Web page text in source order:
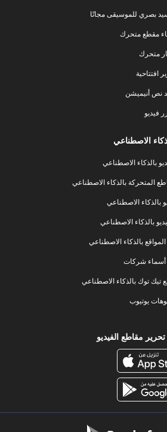
بصري للموسيقى مجانًا
مقطع متحرك
متحرك
افتتاحية
نص أنيميشن
فيديو
الاصطناعي
بالذكاء الاصطناعي
المتحركة بالذكاء الاصطناعي
بالذكاء الاصطناعي
بالذكاء الاصطناعي
المواقع بالذكاء الاصطناعي
أسماء شركات
تيك توك بالذكاء الاصطناعي
يوتيوب
مقاطع الفيديو